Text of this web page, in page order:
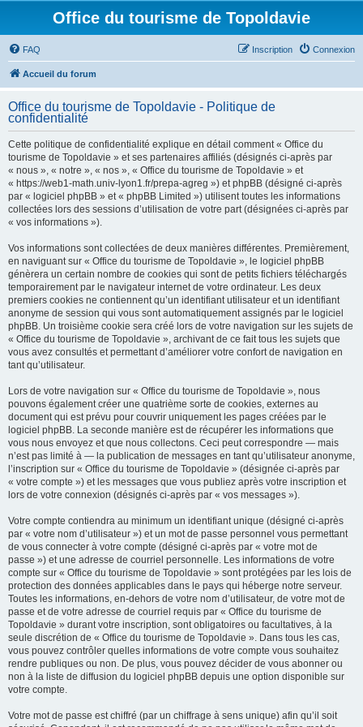
Office du tourisme de Topoldavie
FAQ Connexion
Inscription
Accueil du forum
Office du tourisme de Topoldavie - Politique de
confidentialité
Cette politique de confidentialité explique en détail comment « Office du
tourisme de Topoldavie » et ses partenaires affiliés (désignés ci-après par
« nous », « notre », « nos », « Office du tourisme de Topoldavie » et
« https://web1-math.univ-lyon1.fr/prepa-agreg ») et phpBB (désigné ci-après
par « logiciel phpBB » et « phpBB Limited ») utilisent toutes les informations
collectées lors des sessions d’utilisation de votre part (désignées ci-après par
« vos informations »).
Vos informations sont collectées de deux manières différentes. Premièrement,
en naviguant sur « Office du tourisme de Topoldavie », le logiciel phpBB
génèrera un certain nombre de cookies qui sont de petits fichiers téléchargés
temporairement par le navigateur internet de votre ordinateur. Les deux
premiers cookies ne contiennent qu’un identifiant utilisateur et un identifiant
anonyme de session qui vous sont automatiquement assignés par le logiciel
phpBB. Un troisième cookie sera créé lors de votre navigation sur les sujets de
« Office du tourisme de Topoldavie », archivant de ce fait tous les sujets que
vous avez consultés et permettant d’améliorer votre confort de navigation en
tant qu’utilisateur.
Lors de votre navigation sur « Office du tourisme de Topoldavie », nous
pouvons également créer une quatrième sorte de cookies, externes au
document qui est prévu pour couvrir uniquement les pages créées par le
logiciel phpBB. La seconde manière est de récupérer les informations que
vous nous envoyez et que nous collectons. Ceci peut correspondre — mais
n’est pas limité à — la publication de messages en tant qu’utilisateur anonyme,
l’inscription sur « Office du tourisme de Topoldavie » (désignée ci-après par
« votre compte ») et les messages que vous publiez après votre inscription et
lors de votre connexion (désignés ci-après par « vos messages »).
Votre compte contiendra au minimum un identifiant unique (désigné ci-après
par « votre nom d’utilisateur ») et un mot de passe personnel vous permettant
de vous connecter à votre compte (désigné ci-après par « votre mot de
passe ») et une adresse de courriel personnelle. Les informations de votre
compte sur « Office du tourisme de Topoldavie » sont protégées par les lois de
protection des données applicables dans le pays qui héberge notre serveur.
Toutes les informations, en-dehors de votre nom d’utilisateur, de votre mot de
passe et de votre adresse de courriel requis par « Office du tourisme de
Topoldavie » durant votre inscription, sont obligatoires ou facultatives, à la
seule discrétion de « Office du tourisme de Topoldavie ». Dans tous les cas,
vous pouvez contrôler quelles informations de votre compte vous souhaitez
rendre publiques ou non. De plus, vous pouvez décider de vous abonner ou
non à la liste de diffusion du logiciel phpBB depuis une option disponible sur
votre compte.
Votre mot de passe est chiffré (par un chiffrage à sens unique) afin qu’il soit